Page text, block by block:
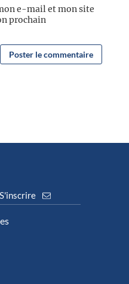
e-mail et mon site
prochain